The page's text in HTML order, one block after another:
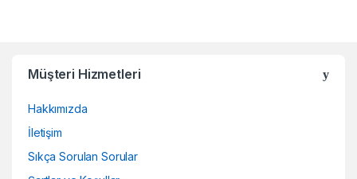
Müşteri Hizmetleri
Hakkımızda
İletişim
Sıkça Sorulan Sorular